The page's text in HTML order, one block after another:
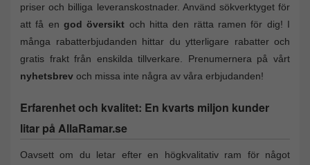
priser och billiga leveranskostnader. Använd sökverktyget för
att få en god översikt och hitta den rätta ramen för dig! I
många rabatterbjudanden hittar du ytterligare rabatter och
gratis frakt från enskilda tillverkare. Prenumernera på vårt
nyhetsbrev och missa inte några av våra erbjudanden!
Erfarenhet och kvalitet: En kvarts miljon kunder
litar på AllaRamar.se
Oavsett om du letar efter en högkvalitativ ram för något